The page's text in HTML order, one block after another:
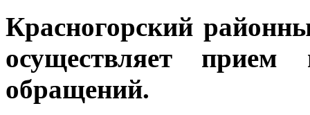
Красногорский
осуществляет
обращений.